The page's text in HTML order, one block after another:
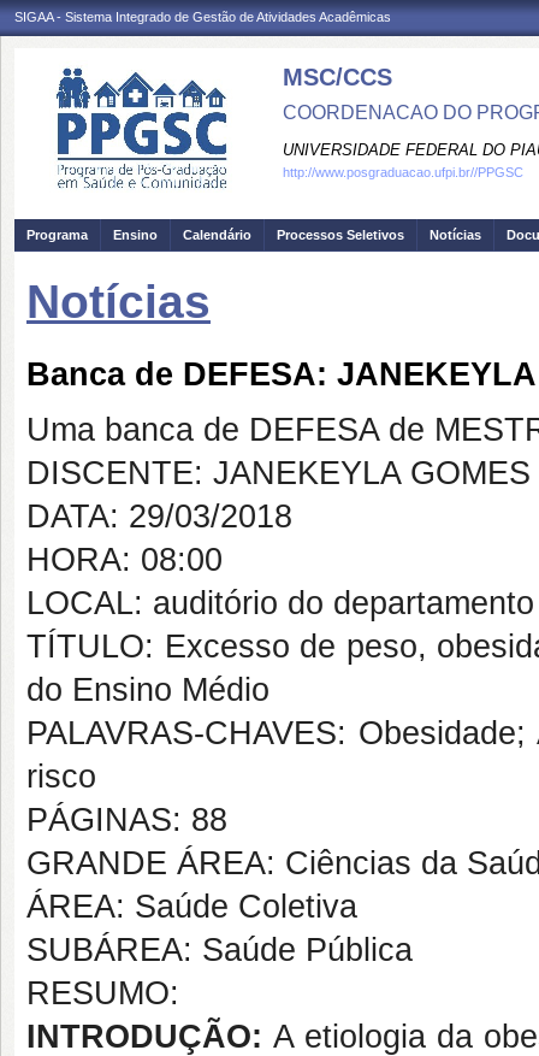
SIGAA - Sistema Integrado de Gestão de Atividades Acadêmicas
MSC/CCS
COORDENACAO DO
UNIVERSIDADE FEDERAL DO
http://www.posgraduacao.ufpi.br//PPGSC
Programa Ensino Calendário Processos Seletivos Notícias
Notícias
Banca de DEFESA:
Uma banca de DEFESA de
DISCENTE: JANEKEYLA
DATA: 29/03/2018
HORA: 08:00
LOCAL: auditório do
TÍTULO: Excesso de peso,
do Ensino Médio
PALAVRAS-CHAVES:
risco
PÁGINAS: 88
GRANDE ÁREA: Ciências da
ÁREA: Saúde Coletiva
SUBÁREA: Saúde Pública
RESUMO:
INTRODUÇÃO: A etiologia da